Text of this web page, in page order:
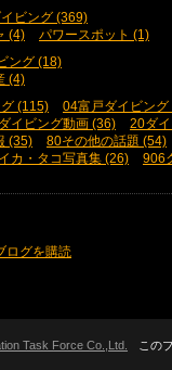
ビング (369)
(4)
パワースポット (1)
ング (18)
(4)
(115)
04富戸ダイビング
イビング動画 (36) 20ダ
(35)
80その他の話題 (54)
カ・タコ写真集 (26) 906
ログを購読
Task Force Co.,Ltd. この